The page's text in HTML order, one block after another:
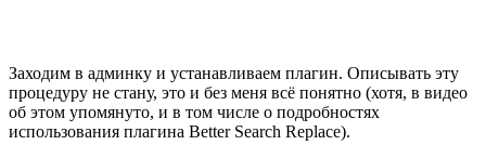
Заходим в админку и устанавливаем плагин. Описывать эту
процедуру не стану, это и без меня всё понятно (хотя, в видео
об этом упомянуто, и в том числе о подробностях
использования плагина Better Search Replace).